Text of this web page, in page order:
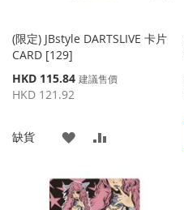
(限定) JBstyle DARTSLIVE 卡片
CARD [129]
特
殊
HKD 115.84 建議售價
HKD 121.92
缺貨
添
到
並